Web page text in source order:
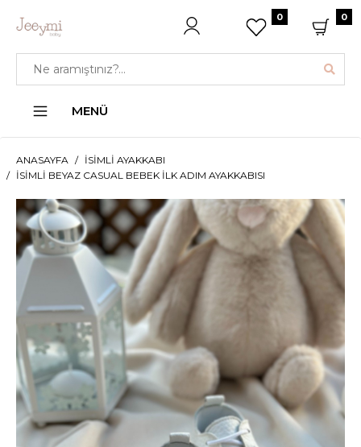
0 0
MENÜ
ANASAYFA
İSIMLI AYAKKABI
İSIMLI BEYAZ CASUAL BEBEK İLK ADIM AYAKKABISI